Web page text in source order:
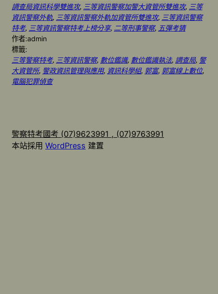
調查局資訊科學雙進攻, 三等資訊警察加警大資管所雙進攻, 三等
資訊警察外軌, 三等資訊警察外軌加資管所雙進攻, 三等資訊警察
特考, 三等資訊警察特考上榜分享, 二等刑事警察, 五彈考猜
作者:admin
標籤:
三等警察特考, 三等資訊警察, 數位鑑識, 數位鑑識執法, 調查局, 警
大資管所, 警政資訊管理與應用, 資訊科學組, 郭富, 郭富線上數位
電腦犯罪偵查
警察特考國考 (07)9623991 , (07)9763991
本站採用 WordPress 建置